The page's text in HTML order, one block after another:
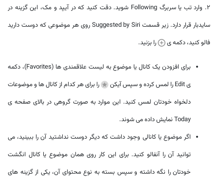
2. وارد تب یا سربرگ Following شوید. دقت کنید که در آیپد و مک، این گزینه در
سایدبار قرار دارد. زیر قسمت Suggested by Siri روی هر موضوعی که دوست دارید
فالو کنید، دکمه ی
را بزنید.
برای افزودن یک کانال یا موضوع به لیست علاقمندی ها (Favorites)، دکمه
ی Edit را لمس کرده و سپس آیکن
را برای هر کدام از کانال ها و موضوعات
دلخواه خودتان لمس کنید. این موارد به صورت گروهی در بالای صفحه ی
Today نمایش داده می شوند.
اگر موضوع یا کانالی وجود داشت که دیگر دوست نداشتید آن را ببینید، می
توانید آن را آنفالو کنید. برای این کار روی همان موضوع یا کانال انگشت
خودتان را نگه داشته و سپس بسته به نوع محتوای آن، یکی از گزینه های